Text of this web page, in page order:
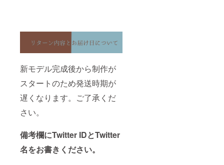
新モデル完成後から制作が
スタートのため発送時期が
遅くなります。ご了承くだ
さい。
備考欄にTwitter IDとTwitter
名をお書きください。